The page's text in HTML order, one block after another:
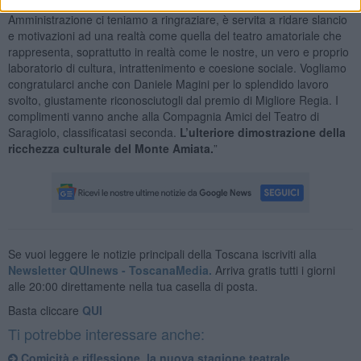
Amministrazione ci teniamo a ringraziare, è servita a ridare slancio
e motivazioni ad una realtà come quella del teatro amatoriale che
rappresenta, soprattutto in realtà come le nostre, un vero e proprio
laboratorio di cultura, intrattenimento e coesione sociale. Vogliamo
congratularci anche con Daniele Magini per lo splendido lavoro
svolto, giustamente riconosciutogli dal premio di Migliore Regia. I
complimenti vanno anche alla Compagnia Amici del Teatro di
Saragiolo, classificatasi seconda. L’ulteriore dimostrazione della
ricchezza culturale del Monte Amiata.”
Se vuoi leggere le notizie principali della Toscana iscriviti alla
Newsletter QUInews - ToscanaMedia. Arriva gratis tutti i giorni
alle 20:00 direttamente nella tua casella di posta.
Basta cliccare QUI
Ti potrebbe interessare anche:
Comicità e riflessione, la nuova stagione teatrale